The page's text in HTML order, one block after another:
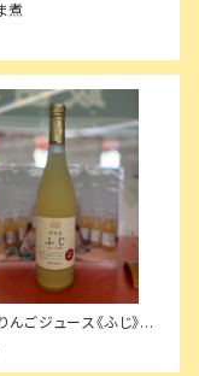
煮
んごジュース《ふじ》果
500ml